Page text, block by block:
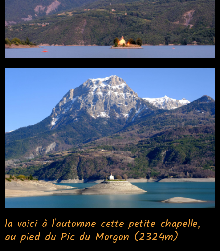
la voici à l'automne cette petite chapelle,
au pied du Pic du Morgon (2324m)